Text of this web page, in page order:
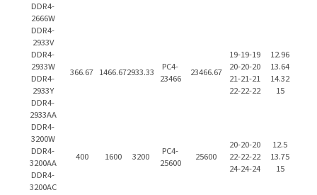
DDR4-
2666W
DDR4-
2933V
DDR4-
2933W
DDR4-
2933Y
DDR4-
2933AA
366.67 1466.672933.33
PC4-
23466
23466.67
19-19-19
20-20-20
21-21-21
22-22-22
12.96
13.64
14.32
15
DDR4-
3200W
DDR4-
3200AA
DDR4-
3200AC
400 1600 3200
PC4-
25600
25600
20-20-20
22-22-22
24-24-24
12.5
13.75
15